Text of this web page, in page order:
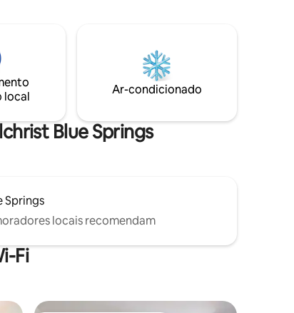
casa de fazenda para grupos maiores.
Um segundo trailer estará disponível em
breve ao lado, com uma cerca de
privacidade adicionada para conforto e
local
Ar-condicionado
Blue Springs
Springs
locais recomendam
Fi